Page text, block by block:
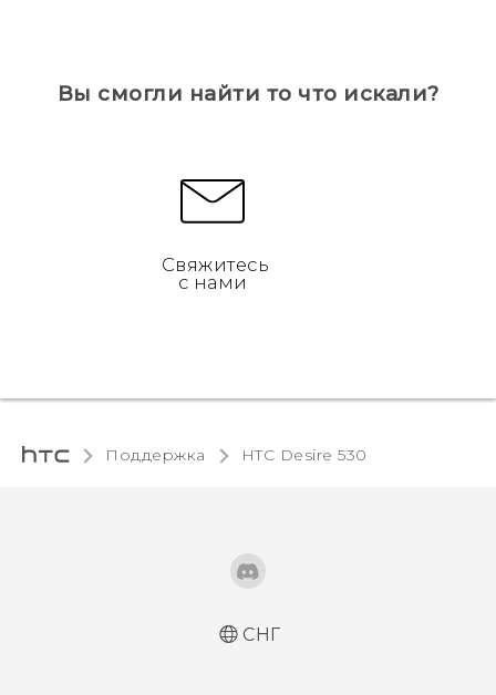
Вы смогли найти то что искали?
Свяжитесь
с нами
Поддержка HTC Desire 530‎
СНГ